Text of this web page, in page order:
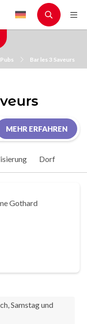
Bar les 3 Saveurs
MEHR ERFAHREN
Dorf
Gothard
Samstag und